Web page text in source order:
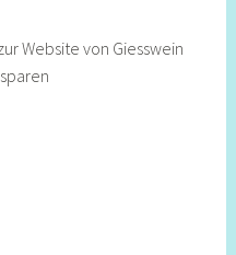
Website von Giesswein